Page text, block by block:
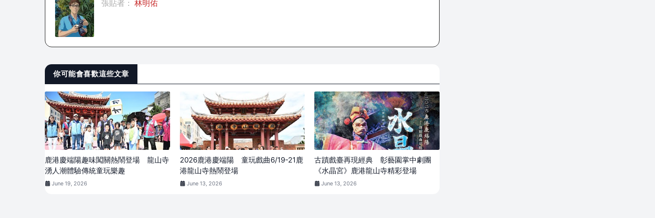
張貼者： 林明佑
你可能會喜歡這些文章
鹿港慶端陽趣味闖關熱鬧登場 龍山寺
湧人潮體驗傳統童玩樂趣
June 19, 2026
2026鹿港慶端陽 童玩戲曲6/19-21鹿
港龍山寺熱鬧登場
June 13, 2026
古蹟戲臺再現經典 彰藝園掌中劇團
《水晶宮》鹿港龍山寺精彩登場
June 13, 2026